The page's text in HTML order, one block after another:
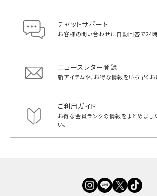
チャットサポート
お客様の問い合わせに自動回答で24
ニュースレター登録
新アイテムや、お得な情報をいち早く お
ご利用ガイド
お得な会員ランクの情報をまとめまし
い。